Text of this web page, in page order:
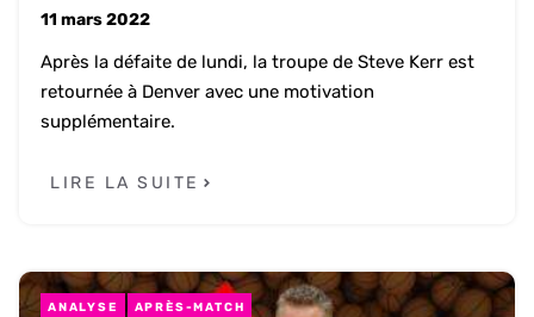
11 mars 2022
Après la défaite de lundi, la troupe de Steve Kerr est
retournée à Denver avec une motivation
supplémentaire.
LIRE LA SUITE
ANALYSE APRÈS-MATCH